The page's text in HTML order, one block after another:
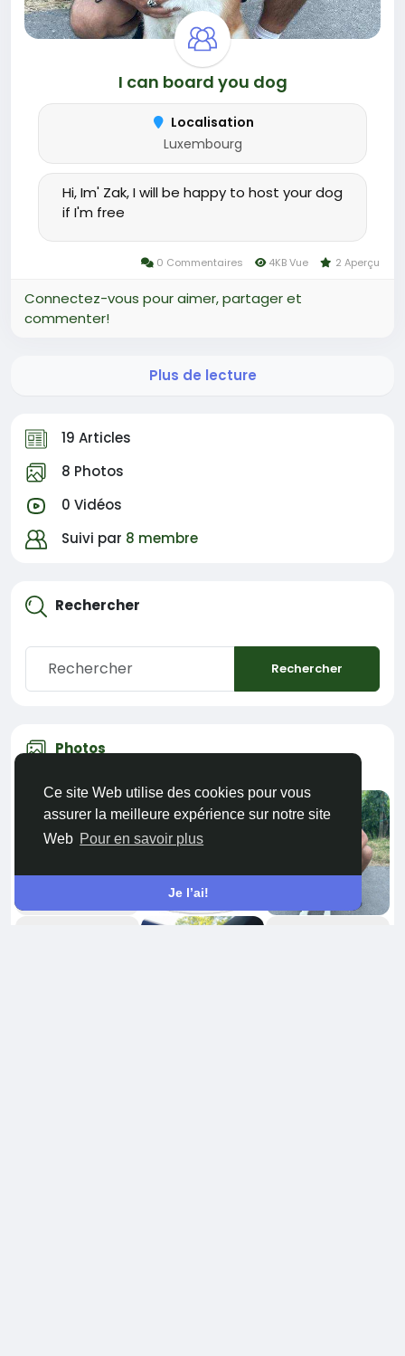
Ce site Web utilise des cookies pour vous
assurer la meilleure expérience sur notre site
Web Pour en savoir plus
Je l’ai!
19 Articles
8 Photos
0 Vidéos
Suivi par 8 membre
Rechercher
Rechercher
Photos
I can board you dog
Localisation
Luxembourg
Hi, Im' Zak, I will be happy to host your dog
if I'm free
0 Commentaires 4KB Vue 2 Aperçu
Connectez-vous pour aimer, partager et
commenter!
Plus de lecture